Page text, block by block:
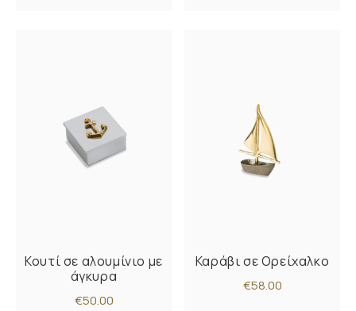
Κουτί σε αλουμίνιο με
άγκυρα
€50.00
Καράβι σε Ορείχαλκο
€58.00